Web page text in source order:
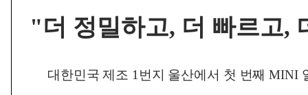
"더 정밀하고, 더 빠르고,
대한민국 제조 1번지 울산에서 첫 번째MINI